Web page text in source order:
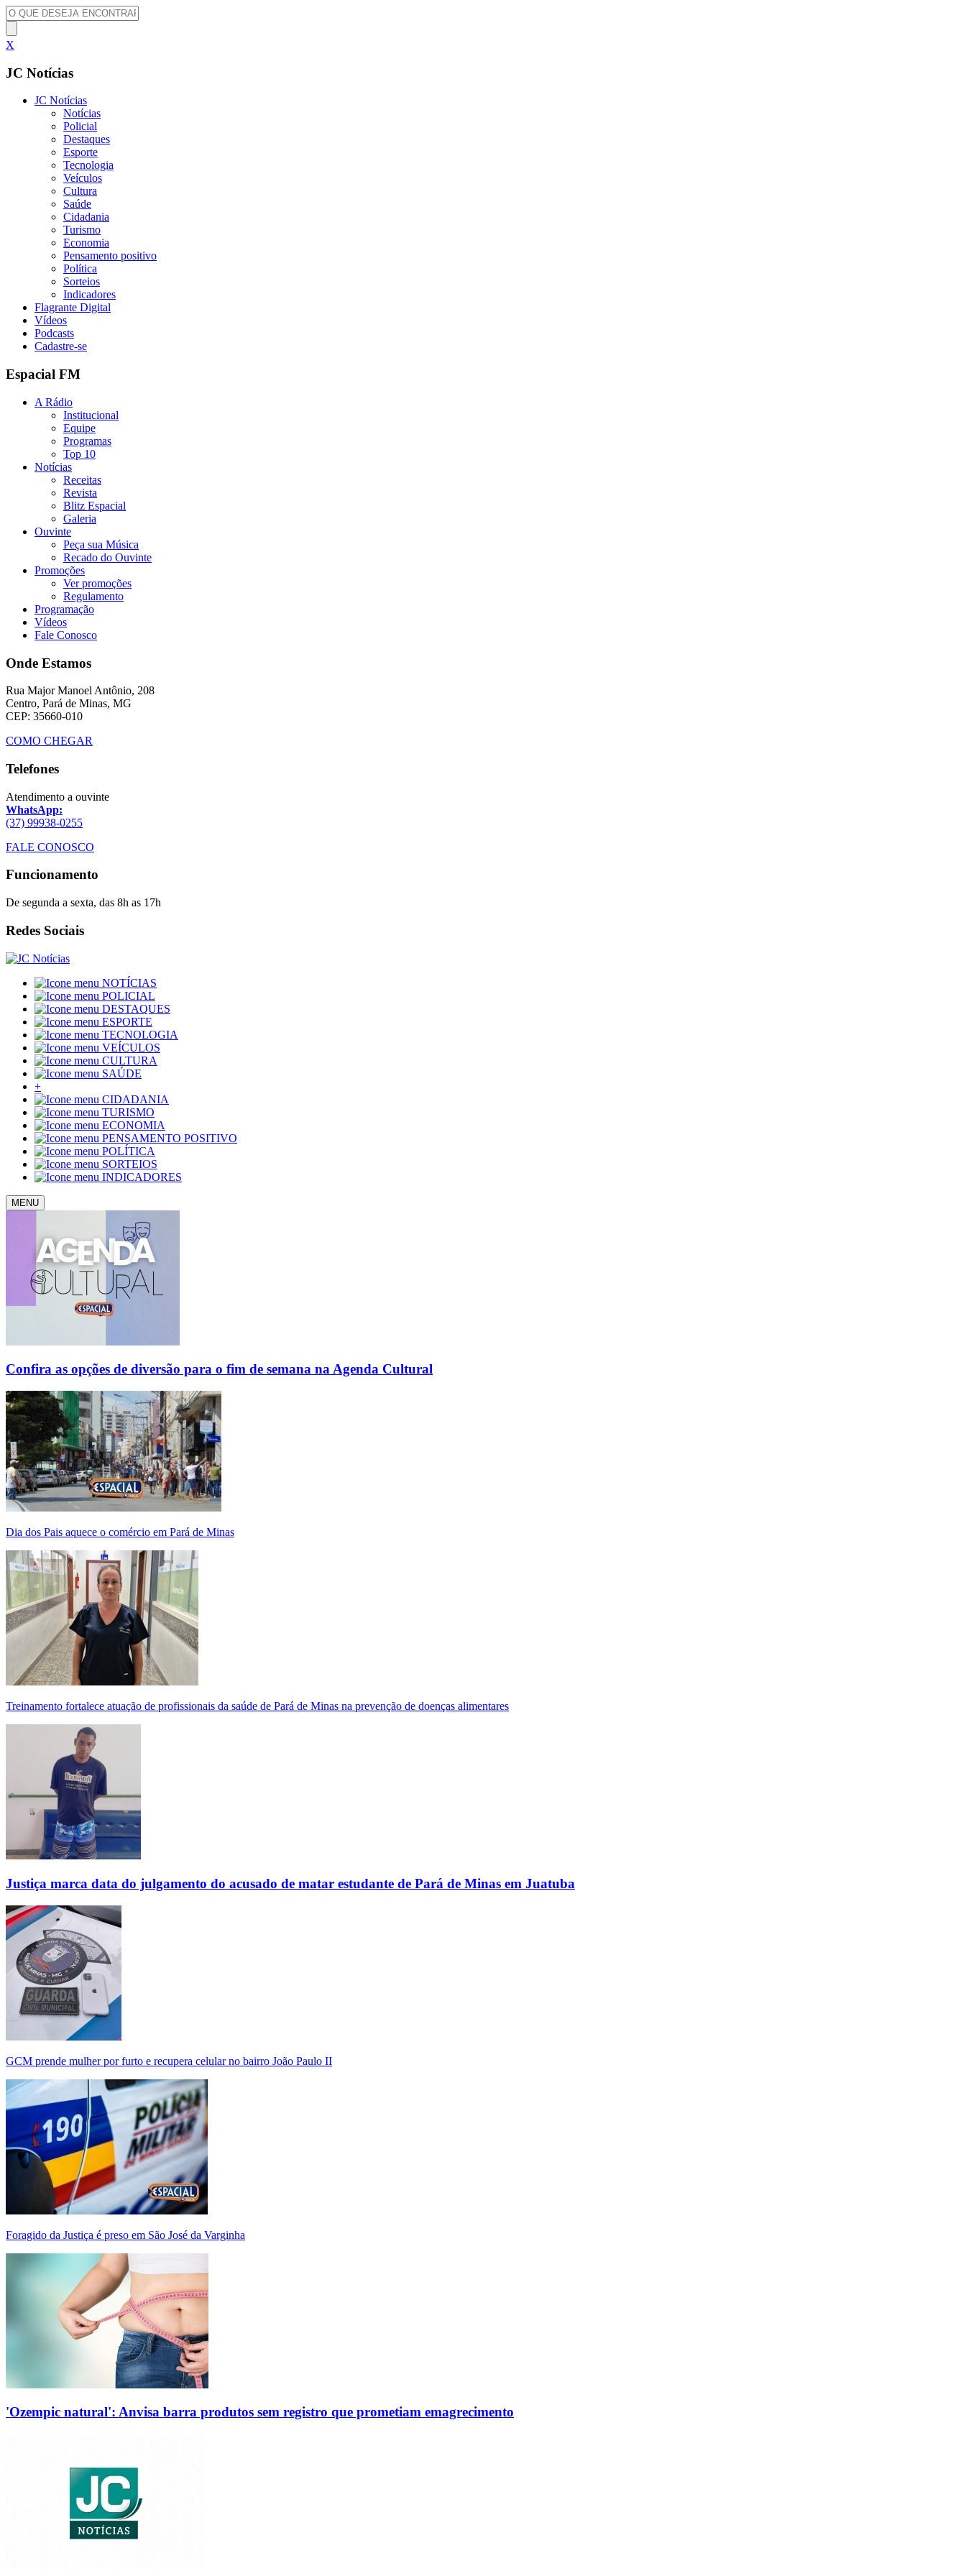
X
JC Notícias
JC Notícias
Notícias
Policial
Destaques
Esporte
Tecnologia
Veículos
Cultura
Saúde
Cidadania
Turismo
Economia
Pensamento positivo
Política
Sorteios
Indicadores
Flagrante Digital
Vídeos
Podcasts
Cadastre-se
Espacial FM
A Rádio
Institucional
Equipe
Programas
Top 10
Notícias
Receitas
Revista
Blitz Espacial
Galeria
Ouvinte
Peça sua Música
Recado do Ouvinte
Promoções
Ver promoções
Regulamento
Programação
Vídeos
Fale Conosco
Onde Estamos
Rua Major Manoel Antônio, 208
Centro, Pará de Minas, MG
CEP: 35660-010
COMO CHEGAR
Telefones
Atendimento a ouvinte
WhatsApp:
(37) 99938-0255
FALE CONOSCO
Funcionamento
De segunda a sexta, das 8h as 17h
Redes Sociais
NOTÍCIAS
POLICIAL
DESTAQUES
ESPORTE
TECNOLOGIA
VEÍCULOS
CULTURA
SAÚDE
+
CIDADANIA
TURISMO
ECONOMIA
PENSAMENTO POSITIVO
POLÍTICA
SORTEIOS
INDICADORES
MENU
Confira as opções de diversão para o fim de semana na Agenda Cultural
Dia dos Pais aquece o comércio em Pará de Minas
Treinamento fortalece atuação de profissionais da saúde de Pará de Minas na prevenção de doenças alimentares
Justiça marca data do julgamento do acusado de matar estudante de Pará de Minas em Juatuba
GCM prende mulher por furto e recupera celular no bairro João Paulo II
Foragido da Justiça é preso em São José da Varginha
'Ozempic natural': Anvisa barra produtos sem registro que prometiam emagrecimento